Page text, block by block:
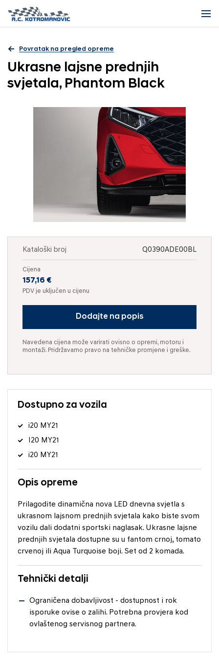
Povratak na pregled opreme
Ukrasne lajsne prednjih
svjetala, Phantom Black
Kataloški broj Q0390ADE00BL
Cijena
157,16 €
PDV je uključen u cijenu
Dodajte na popis
Navedena cijena može varirati ovisno o opremi, motoru i
montaži. Pridržavamo pravo na tehničke promjene i greške.
Dostupno za vozila
i20 MY21
I20 MY21
i20 MY21
Opis opreme
Prilagodite dinamična nova LED dnevna svjetla s
ukrasnom lajsnom prednjih svjetala kako biste svom
vozilu dali dodatni sportski naglasak. Ukrasne lajsne
prednjih svjetala dostupne su u fantom crnoj, tomato
crvenoj ili Aqua Turquoise boji. Set od 2 komada.
Tehnički detalji
Ograničena dobavljivost - dostupnost i rok
isporuke ovise o zalihi. Potrebna provjera kod
ovlaštenog servisnog partnera.